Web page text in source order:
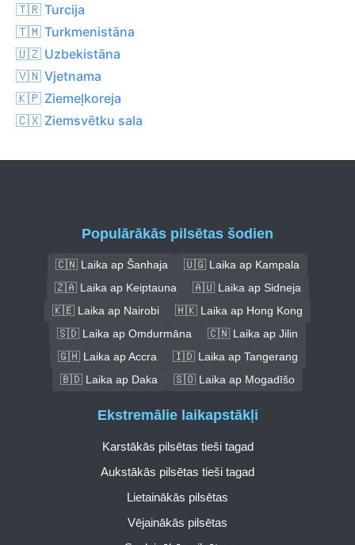
🇹🇷 Turcija
🇹🇲 Turkmenistāna
🇺🇿 Uzbekistāna
🇻🇳 Vjetnama
🇰🇵 Ziemeļkoreja
🇨🇽 Ziemsvētku sala
Populārākās pilsētas šodien
🇨🇳 Laika ap Šanhaja
🇺🇬 Laika ap Kampala
🇿🇦 Laika ap Keiptauna
🇦🇺 Laika ap Sidneja
🇰🇪 Laika ap Nairobi
🇭🇰 Laika ap Hong Kong
🇸🇩 Laika ap Omdurmāna
🇨🇳 Laika ap Jilin
🇬🇭 Laika ap Accra
🇮🇩 Laika ap Tangerang
🇧🇩 Laika ap Daka
🇸🇴 Laika ap Mogadīšo
Ekstremālie laikapstākļi
Karstākās pilsētas tieši tagad
Aukstākās pilsētas tieši tagad
Lietainākās pilsētas
Vējainākās pilsētas